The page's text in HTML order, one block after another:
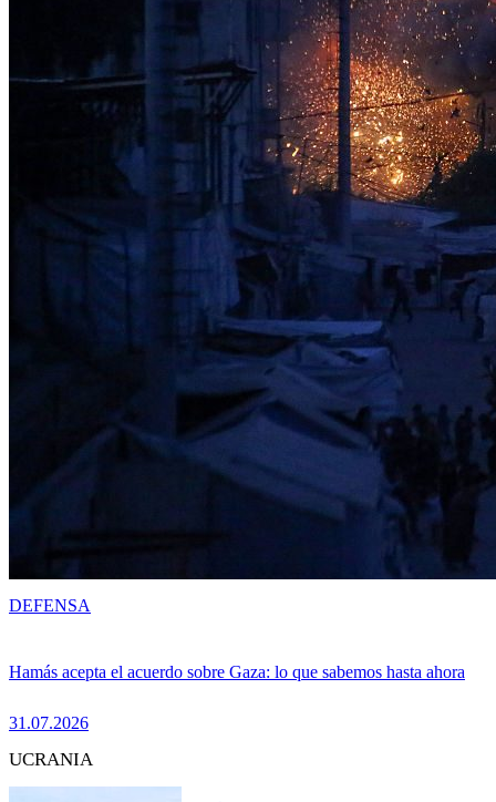
Hamás acepta el acuerdo sobre Gaza: lo que sabemos hasta ahora
31.07.2026
DEFENSA
UCRANIA